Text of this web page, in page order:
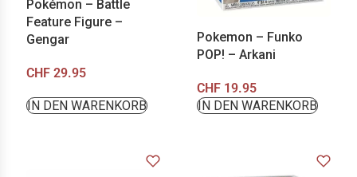
Pokémon – Battle
Feature Figure –
Gengar
CHF 29.95
IN DEN WARENKORB
Pokemon – Funko
POP! – Arkani
CHF19.95
IN DEN WARENKORB